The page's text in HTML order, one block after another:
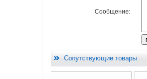
Сообщение:
Сопутствующие товары